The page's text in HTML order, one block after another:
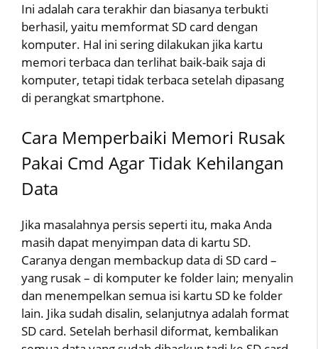
Ini adalah cara terakhir dan biasanya terbukti
berhasil, yaitu memformat SD card dengan
komputer. Hal ini sering dilakukan jika kartu
memori terbaca dan terlihat baik-baik saja di
komputer, tetapi tidak terbaca setelah dipasang
di perangkat smartphone.
Cara Memperbaiki Memori Rusak
Pakai Cmd Agar Tidak Kehilangan
Data
Jika masalahnya persis seperti itu, maka Anda
masih dapat menyimpan data di kartu SD.
Caranya dengan membackup data di SD card –
yang rusak – di komputer ke folder lain; menyalin
dan menempelkan semua isi kartu SD ke folder
lain. Jika sudah disalin, selanjutnya adalah format
SD card. Setelah berhasil diformat, kembalikan